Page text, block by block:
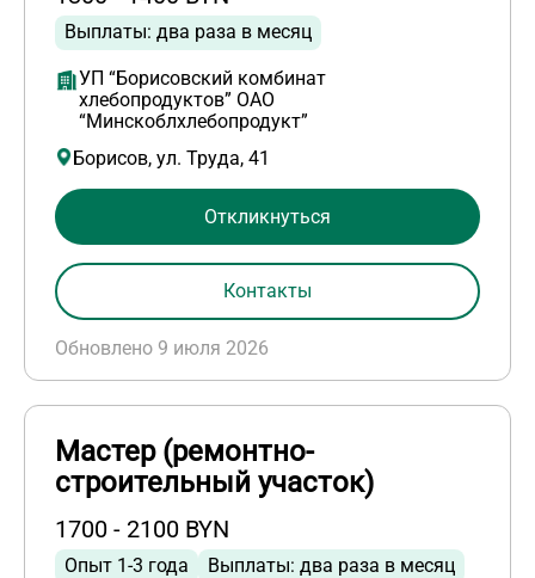
Выплаты: два раза в месяц
УП “Борисовский комбинат
хлебопродуктов” ОАО
“Минскоблхлебопродукт”
Борисов, ул. Труда, 41
Обновлено 9 июля 2026
Откликнуться
Контакты
Мастер (ремонтно-
строительный участок)
1700 - 2100 BYN
Опыт 1-3 года Выплаты: два раза в месяц